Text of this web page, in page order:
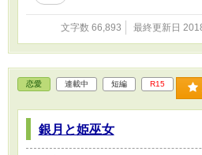
文字数 66,893 最終更新日
恋愛 連載中 短編 R15
銀月と姫巫女